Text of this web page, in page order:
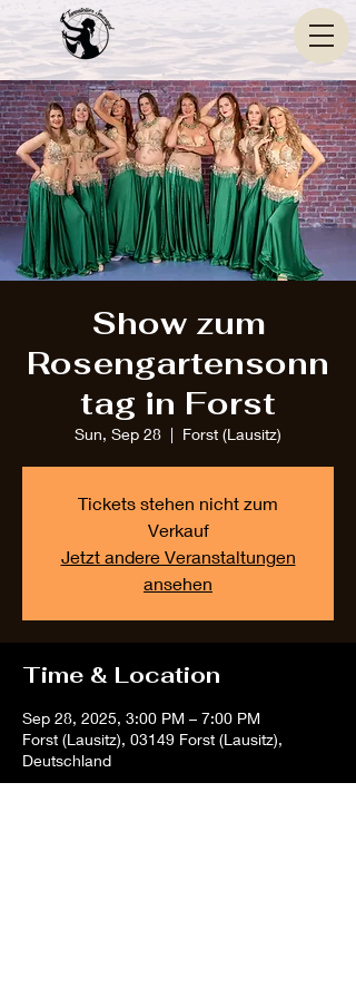
Show zum
Rosengartensonn
tag in Forst
Sun, Sep 28
  |
Forst (Lausitz)
Tickets stehen nicht zum
Verkauf
Jetzt andere Veranstaltungen
ansehen
Time & Location
Sep 28, 2025, 3:00 PM – 7:00 PM
Forst (Lausitz), 03149 Forst (Lausitz),
Deutschland